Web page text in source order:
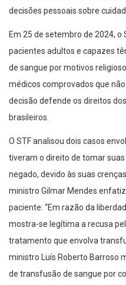
decisões pessoais sobre
Em 25 de setembro de 2024,
pacientes adultos e capazes
de sangue por motivos
médicos comprovados que
decisão defende os direitos
brasileiros.
O STF analisou dois casos
tiveram o direito de tomar
negado, devido às suas
ministro Gilmar Mendes
paciente: “Em razão da
mostra-se legítima a recusa
tratamento que envolva
ministro Luís Roberto Barroso
de transfusão de sangue por